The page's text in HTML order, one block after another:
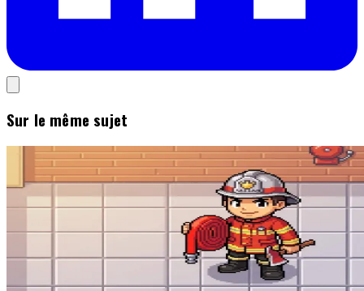
Sur le même sujet